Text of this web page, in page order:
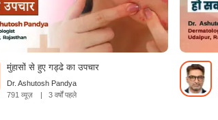
मुंहासों से हुए गड्ढे का उपचार
Dr. Ashutosh Pandya
791 व्यूज़
| 3 वर्षों पहले